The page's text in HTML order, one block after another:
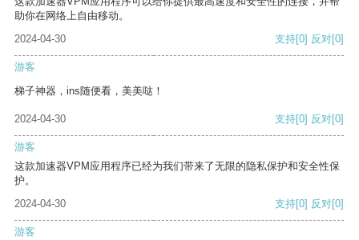
助你在网络上自由移动。
2024-04-30
支持[0] 反对[0]
游客
梯子神器，ins随便看，美美哒！
2024-04-30 支持[0] 反对[0]
游客
这款加速器VPM应用程序已经为我们带来了无限的隐私保护和安全性保
护。
2024-04-30
支持[0] 反对[0]
游客